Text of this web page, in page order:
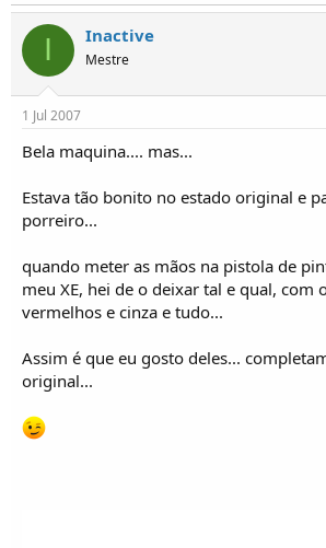
I Inactive
Mestre
1 Jul 2007
Bela maquina.... mas...
Estava tão bonito no estado original e
porreiro...
quando meter as mãos na pistola de
meu XE, hei de o deixar tal e qual, com
vermelhos e cinza e tudo...
Assim é que eu gosto deles...
original...